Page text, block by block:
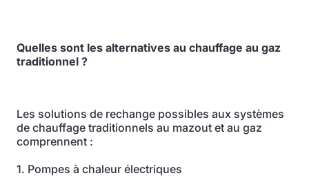
Quelles sont les alternatives au chauffage au gaz
traditionnel ?
Les solutions de rechange possibles aux systèmes
de chauffage traditionnels au mazout et au gaz
comprennent :
1. Pompes à chaleur électriques